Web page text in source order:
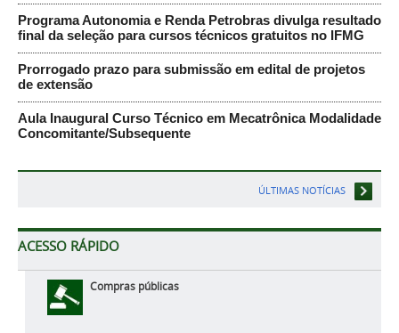
Programa Autonomia e Renda Petrobras divulga resultado
final da seleção para cursos técnicos gratuitos no IFMG
Prorrogado prazo para submissão em edital de projetos
de extensão
Aula Inaugural Curso Técnico em Mecatrônica Modalidade
Concomitante/Subsequente
ÚLTIMAS NOTÍCIAS
ACESSO RÁPIDO
Compras públicas